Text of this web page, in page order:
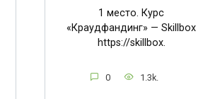
1 место. Курс
«Краудфандинг» — Skillbox
https://skillbox.
0 1.3k.